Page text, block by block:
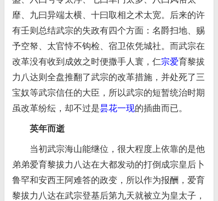
靡、九曰异端太横、十曰取相之术太宽。后来的许
有壬则总结武宗的失政有四个方面：名爵扫地、赐
予空帑、太官恃不钩检、宿卫依凭城社。而武宗在
改革没有收到成效之时便撒手人寰，仁宗爱育黎拔
力八达则全盘推翻了武宗的改革措施，并处死了三
宝奴等武宗信任的大臣，所以武宗的短暂统治时期
虽改革纷纭，却不过是昙花一现的插曲而已。
英年而逝
当初武宗海山能继位，很大程度上依靠的是他
弟弟爱育黎拔力八达在大都发动的打倒成宗皇后卜
鲁罕和安西王阿难答的政变，所以作为报酬，爱育
黎拔力八达在武宗登基后第九天就被立为皇太子，